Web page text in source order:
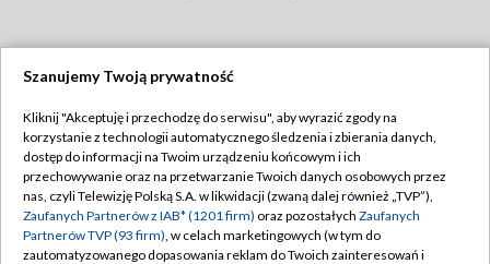
TVP
Abonament TVP
Emisja w TVP
Centrum informacji TVP
Regulamin TVP
Polityka prywatności
Moje zgody
Szanujemy Twoją prywatność
Kliknij "Akceptuję i przechodzę do serwisu", aby wyrazić zgody na
korzystanie z technologii automatycznego śledzenia i zbierania danych,
dostęp do informacji na Twoim urządzeniu końcowym i ich
przechowywanie oraz na przetwarzanie Twoich danych osobowych przez
nas, czyli Telewizję Polską S.A. w likwidacji (zwaną dalej również „TVP”),
Zaufanych Partnerów z IAB* (1201 firm) oraz pozostałych Zaufanych
Partnerów TVP (93 firm), w celach marketingowych (w tym do
zautomatyzowanego dopasowania reklam do Twoich zainteresowań i